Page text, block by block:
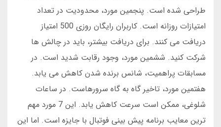
طراحی شده است. پنجمین مورد، محدودیت در تعداد
امتیازات روزانه است. کاربران رایگان روزی 500 امتیاز
دریافت می کنند. برای دریافت بیشتر، باید در چالش ها
شرکت کنید. ششمین مورد، وجود رقابت شدید است. در
مسابقات پراهمیت، شانس برنده شدن کاهش می یابد.
هفتمین مورد، تاخیر گاه به گاه سرورهاست. در ساعات
شلوغی، ممکن است سرعت کاهش یابد. این 7 مورد مهم
ترین معایب برنامه پیش بینی فوتبال با جایزه است. اما این